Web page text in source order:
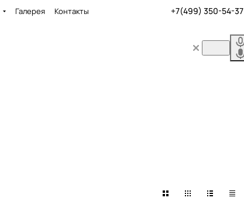
Галерея Контакты +7(499) 350-54-37